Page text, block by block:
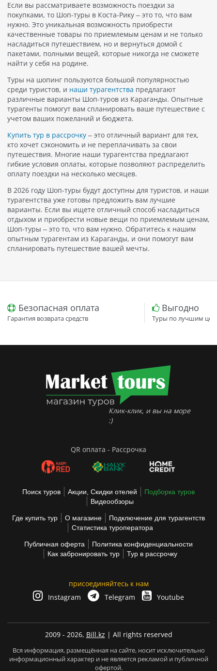
Если вы рассматриваете возможность поездки за
покупками, то Шоп-туры в Коста-Рику – это то, что вам
нужно. Это уникальная возможность приобрести
качественные товары по приемлемым ценам и не только
насладиться путешествием, но и вернуться домой с
пакетами, полными вещей, которые никогда не сможете
найти у себя на родине.
Туры на шопинг пользуются большой популярностью
среди туристов, и наши турагентства предлагают
различные варианты Шоп-туров из Караганды. Опытные
турагенты помогут вам спланировать ваше путешествие с
учетом ваших пожеланий и бюджета.
Купить тур в рассрочку – это отличный вариант для тех,
кто хочет сэкономить и не переплачивать за свои
путешествия. Многие наши турагентства предлагают
гибкие условия оплаты, которые позволяют распределить
оплату поездки на несколько месяцев.
В 2026 году Шоп-туры будут доступны для туристов, и наши
турагентства уже готовы предложить вам лучшие
варианты. Если вы ищете отличный способ насладиться
отдыхом и приобрести новые вещи по приемлемым ценам,
Шоп-туры – это то, что вам нужно. Обратитесь к нашим
опытным турагентам из Караганды, и они помогут вам
спланировать путешествие вашей мечты.
Безопасная оплата
Гарантия возврата средств
Выгодно
Туры по лучшим
Клик-клик, и вы на море
:)
QR оплата - Рассрочка
Поиск туров Акции, Скидки отелей
Подборка туров
Видеообзоры
Где купить тур О магазине
Подключение для турагентств
Статистика туроператора
Публичная оферта
Политика конфиденциальности
Как забронировать тур
Тур в рассрочку
присоединяйтесь к нам
Instagram
Telegram Youtube
2009 - 2026, Bill.kz | All rights reserved
Вся информация, размещённая на сайте, носит исключительно
информационный характер и не является рекламой и публичной
офертой.